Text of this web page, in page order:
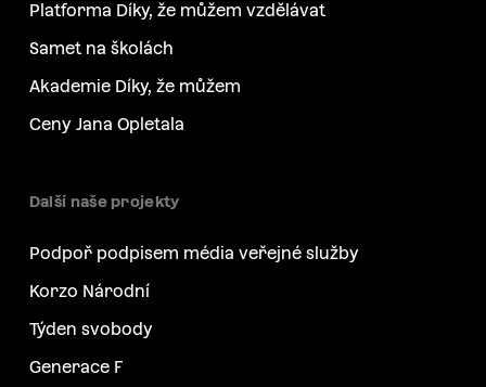
Platforma Díky, že můžem vzdělávat
Samet na školách
Akademie Díky, že můžem
Ceny Jana Opletala
Další naše projekty
Podpoř podpisem média veřejné služby
Korzo Národní
Týden svobody
Generace F